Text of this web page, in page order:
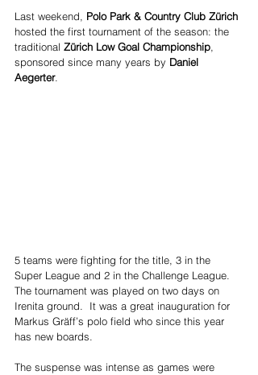
Last weekend, Polo Park & Country Club Zürich
hosted the first tournament of the season: the
traditional Zürich Low Goal Championship,
sponsored since many years by Daniel
Aegerter.
5 teams were fighting for the title, 3 in the
Super League and 2 in the Challenge League.
The tournament was played on two days on
Irenita ground.  It was a great inauguration for
Markus Gräff’s polo field who since this year
has new boards.
The suspense was intense as games were